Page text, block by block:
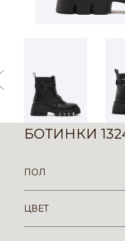
БОТИНКИ
ПОЛ
ЦВЕТ